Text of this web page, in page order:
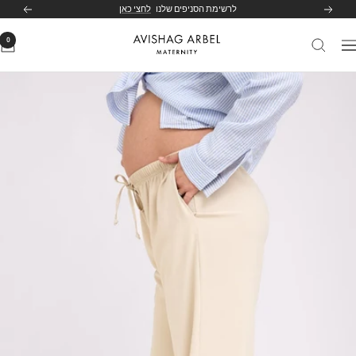
הקודם לרשימת הסניפים שלנו לחצי כאן הבא
ניווט
Avishag
Maternity
0